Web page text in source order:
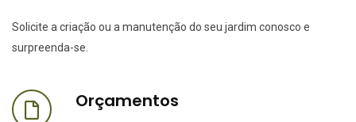
Solicite a criação ou a manutenção do seu jardim conosco e
surpreenda-se.
Orçamentos